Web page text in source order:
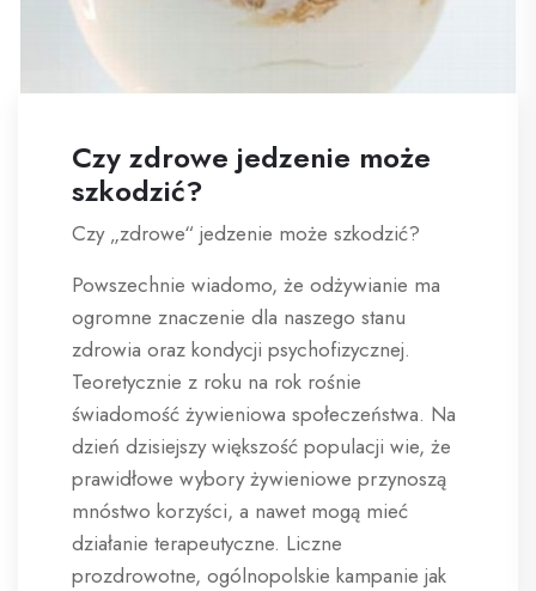
Czy zdrowe jedzenie może
szkodzić?
Czy „zdrowe“ jedzenie może szkodzić?
Powszechnie wiadomo, że odżywianie ma
ogromne znaczenie dla naszego stanu
zdrowia oraz kondycji psychofizycznej.
Teoretycznie z roku na rok rośnie
świadomość żywieniowa społeczeństwa. Na
dzień dzisiejszy większość populacji wie, że
prawidłowe wybory żywieniowe przynoszą
mnóstwo korzyści, a nawet mogą mieć
działanie terapeutyczne. Liczne
prozdrowotne, ogólnopolskie kampanie jak